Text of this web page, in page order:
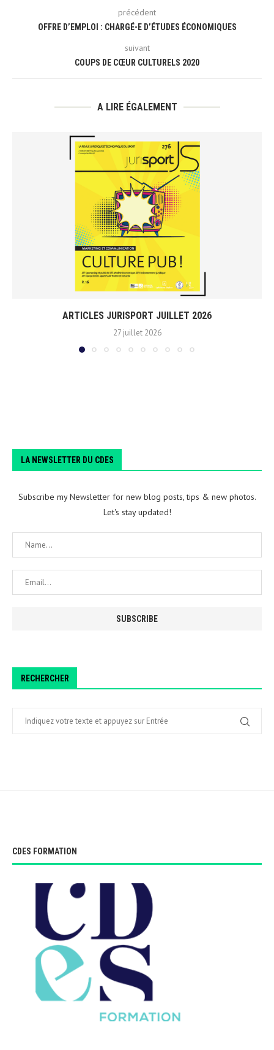
précédent
OFFRE D’EMPLOI : CHARGÉ-E D’ÉTUDES ÉCONOMIQUES
suivant
COUPS DE CŒUR CULTURELS 2020
A LIRE ÉGALEMENT
ARTICLES JURISPORT JUILLET 2026
27 juillet 2026
LA NEWSLETTER DU CDES
Subscribe my Newsletter for new blog posts, tips & new photos.
Let's stay updated!
RECHERCHER
CDES FORMATION